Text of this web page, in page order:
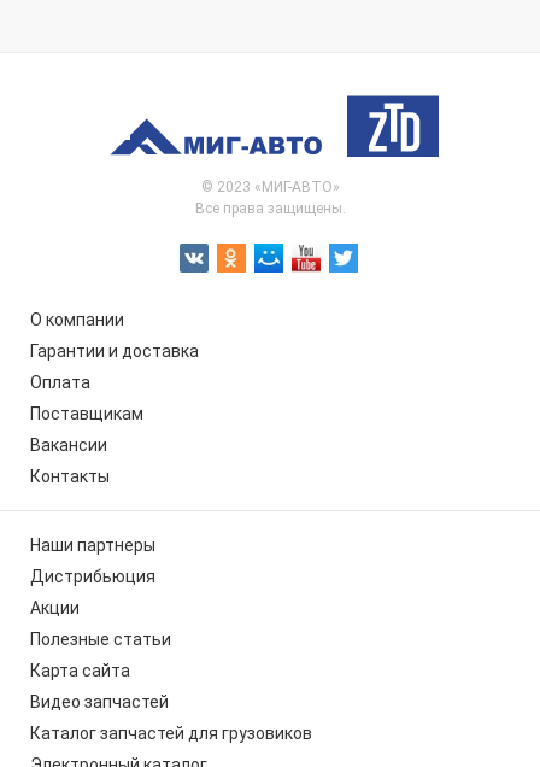
© 2023 «МИГ-АВТО»
Все права защищены.
О компании
Гарантии и доставка
Оплата
Поставщикам
Вакансии
Контакты
Наши партнеры
Дистрибьюция
Акции
Полезные статьи
Карта сайта
Видео запчастей
Каталог запчастей для грузовиков